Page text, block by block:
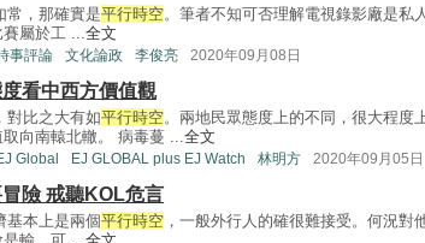
常，那確實是平行時空。筆者不知可否理解電視錄影廠是私
屬於工 ...全文
事評論 文化論政 李俊亮 2020年09月08日
看中西方價值觀
對比之大有如平行時空。兩地民眾態度上的不同，很大程度
取向南轅北轍。 病毒蔓 ...全文
Global EJ GLOBAL plus EJ Watch 林明方 2020年09月05日
險 戒聽KOL危言
基本上是兩個平行時空 ，一般外行人的確很難接受。何況